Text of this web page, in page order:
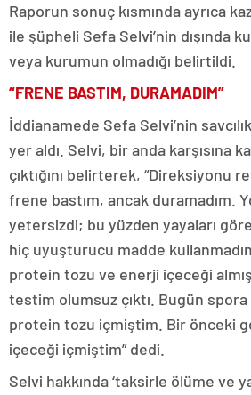
Raporun sonuç kısmında ayrıca
ile şüpheli Sefa Selvi’nin dışında
veya kurumun olmadığı belirtildi.
“FRENE BASTIM, DURAMADIM”
İddianamede Sefa Selvi’nin
yer aldı. Selvi, bir anda karşısına
çıktığını belirterek, “Direksiyonu
frene bastım, ancak duramadım.
yetersizdi; bu yüzden yayaları
hiç uyuşturucu madde
protein tozu ve enerji içeceği
testim olumsuz çıktı. Bugün
protein tozu içmiştim. Bir önceki
içeceği içmiştim” dedi.
Selvi hakkında ‘taksirle ölüme ve